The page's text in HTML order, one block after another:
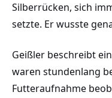
Silberrücken, sich
setzte. Er wusste
Geißler beschreibt
waren stundenlang
Futteraufnahme